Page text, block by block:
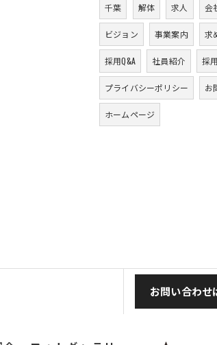
千葉 解体 求人 会
ビジョン 事業案内 求
採用Q&A 社員紹介 採
プライバシーポリシー お
ホームページ
お問い合わせ